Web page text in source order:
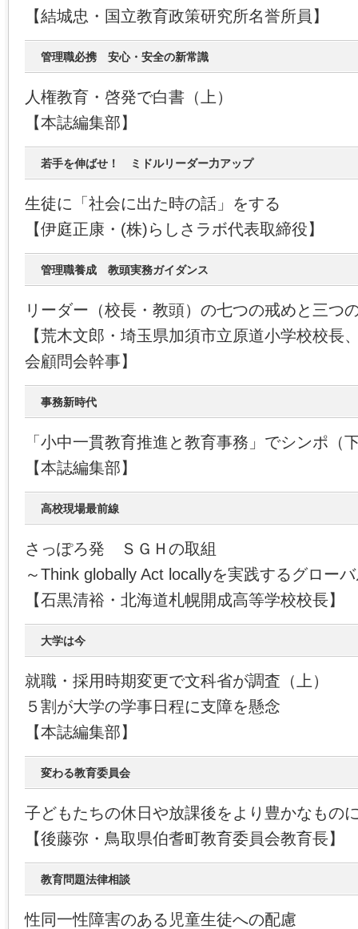
【結城忠・国立教育政策研究所名誉所員】
管理職必携 安心・安全の新常識
人権教育・啓発で白書（上）
【本誌編集部】
若手を伸ばせ！ ミドルリーダー力アップ
生徒に「社会に出た時の話」をする
【伊庭正康・(株)らしさラボ代表取締役】
管理職養成 教頭実務ガイダンス
リーダー（校長・教頭）の七つの戒めと三つ
【荒木文郎・埼玉県加須市立原道小学校校長
会顧問会幹事】
事務新時代
「小中一貫教育推進と教育事務」でシンポ（
【本誌編集部】
高校現場最前線
さっぽろ発 ＳＧＨの取組
～Think globally Act locallyを実践するグロー
【石黒清裕・北海道札幌開成高等学校校長】
大学は今
就職・採用時期変更で文科省が調査（上）
５割が大学の学事日程に支障を懸念
【本誌編集部】
変わる教育委員会
子どもたちの休日や放課後をより豊かなもの
【後藤弥・鳥取県伯耆町教育委員会教育長】
教育問題法律相談
性同一性障害のある児童生徒への配慮